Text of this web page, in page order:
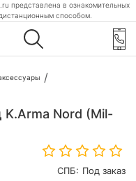
представлена в ознакомительных
способом.
K.Arma Nord (Mil-
СПБ: Под заказ